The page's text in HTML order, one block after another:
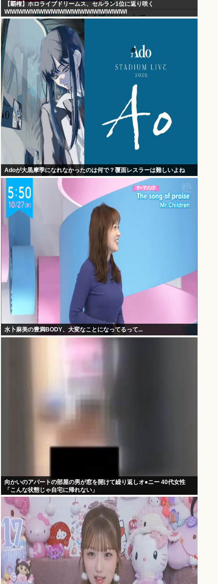
【覇権】ホロライブドリームス、セルラン1位に返り咲く
WIWIWIWIWIWIWIWIWIWIWIWIWIWIWIWIWIWI
Adoが大黒摩季になれなかったのは何で？覆面レスラーは難しいよね
水卜麻美の豊満BODY、大変なことになってるって...
向かいのアパートの部屋の男が窓を開けて繰り返しオ●ニー 40代女性
「こんな状態じゃ自宅に帰れない」